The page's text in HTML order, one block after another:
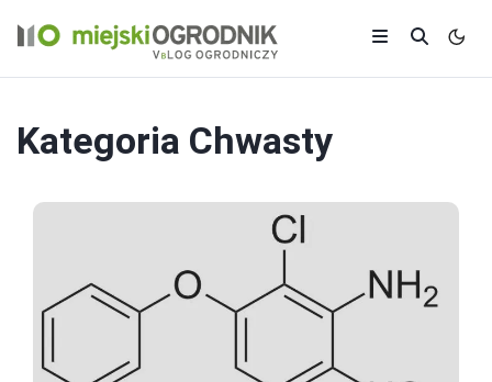
Kategoria Chwasty